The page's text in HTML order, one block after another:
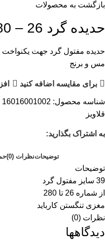
بازگشت به محصولات
حدیده گرد 26 – 280
حدیده مفتول گرد جهت یکنواخت
مس و برنج
برای مقایسه اضافه کنید
شناسه محصول: 16016001002
قلاویز
به اشتراک بگذارید:
توضیحاتنظرات (0)
توضیحات
39 سایز مفتول گرد
از شماره 26 تا 280
مغزی تنگستن کارباید
نظرات (0)
دیدگاهها